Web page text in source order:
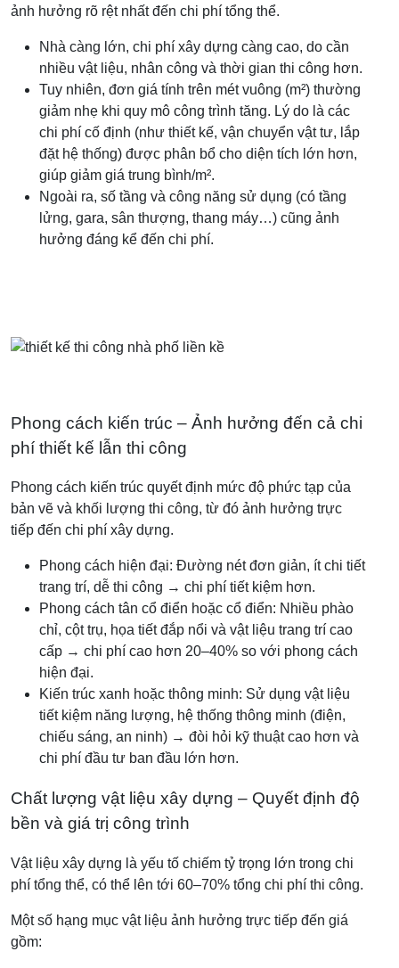
ảnh hưởng rõ rệt nhất đến chi phí tổng thể.
Nhà càng lớn, chi phí xây dựng càng cao, do cần
nhiều vật liệu, nhân công và thời gian thi công hơn.
Tuy nhiên, đơn giá tính trên mét vuông (m²) thường
giảm nhẹ khi quy mô công trình tăng. Lý do là các
chi phí cố định (như thiết kế, vận chuyển vật tư, lắp
đặt hệ thống) được phân bổ cho diện tích lớn hơn,
giúp giảm giá trung bình/m².
Ngoài ra, số tầng và công năng sử dụng (có tầng
lửng, gara, sân thượng, thang máy…) cũng ảnh
hưởng đáng kể đến chi phí.
Phong cách kiến trúc – Ảnh hưởng đến cả chi
phí thiết kế lẫn thi công
Phong cách kiến trúc quyết định mức độ phức tạp của
bản vẽ và khối lượng thi công, từ đó ảnh hưởng trực
tiếp đến chi phí xây dựng.
Phong cách hiện đại: Đường nét đơn giản, ít chi tiết
trang trí, dễ thi công → chi phí tiết kiệm hơn.
Phong cách tân cổ điển hoặc cổ điển: Nhiều phào
chỉ, cột trụ, họa tiết đắp nổi và vật liệu trang trí cao
cấp → chi phí cao hơn 20–40% so với phong cách
hiện đại.
Kiến trúc xanh hoặc thông minh: Sử dụng vật liệu
tiết kiệm năng lượng, hệ thống thông minh (điện,
chiếu sáng, an ninh) → đòi hỏi kỹ thuật cao hơn và
chi phí đầu tư ban đầu lớn hơn.
Chất lượng vật liệu xây dựng – Quyết định độ
bền và giá trị công trình
Vật liệu xây dựng là yếu tố chiếm tỷ trọng lớn trong chi
phí tổng thể, có thể lên tới 60–70% tổng chi phí thi công.
Một số hạng mục vật liệu ảnh hưởng trực tiếp đến giá
gồm: